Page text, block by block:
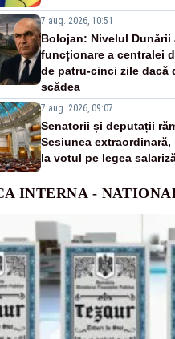
7 aug. 2026, 10:51
Bolojan: Nivelul Dunării
funcționare a centralei
de patru-cinci zile dacă
scădea
7 aug. 2026, 09:07
Senatorii și deputații
Sesiunea
la votul pe legea
INTERNA -